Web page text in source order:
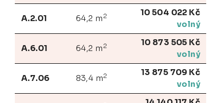
A.2.01 64,2 m 2
10 504 022 Kč
volný
A.6.01 64,2 m 2
10 873 505 Kč
volný
A.7.06 83,4 m2
13 875 709 Kč
volný